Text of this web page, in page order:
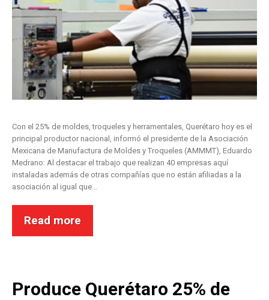
Con el 25% de moldes, troqueles y herramentales, Querétaro hoy es el
principal productor nacional, informó el presidente de la Asociación
Mexicana de Manufactura de Moldes y Troqueles (AMMMT), Eduardo
Medrano: Al destacar el trabajo que realizan 40 empresas aquí
instaladas además de otras compañías que no están afiliadas a la
asociación al igual que…
Read more
Produce Querétaro 25% de